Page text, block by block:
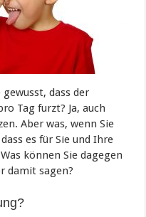
dass der
Tag furzt? Ja, auch
Aber was, wenn Sie
es für Sie und Ihre
können Sie dagegen
damit sagen?